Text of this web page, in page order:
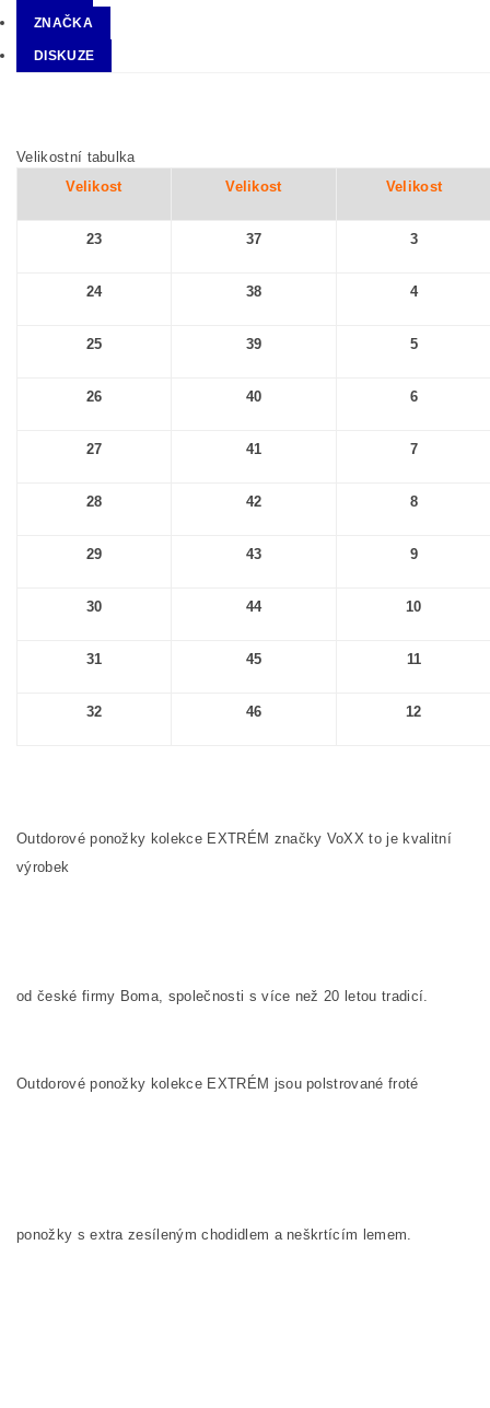
ZNAČKA
DISKUZE
Velikostní tabulka
Velikost
Velikost Velikost
23 37 3
24 38 4
25 39 5
26 40 6
27 41 7
28 42 8
29 43 9
30 44 10
31 45 11
32 46 12
Outdorové ponožky kolekce EXTRÉM značky VoXX to je kvalitní
výrobek
od české firmy Boma, společnosti s více než 20 letou tradicí.
Outdorové ponožky kolekce EXTRÉM jsou polstrované froté
ponožky s extra zesíleným chodidlem a neškrtícím lemem.